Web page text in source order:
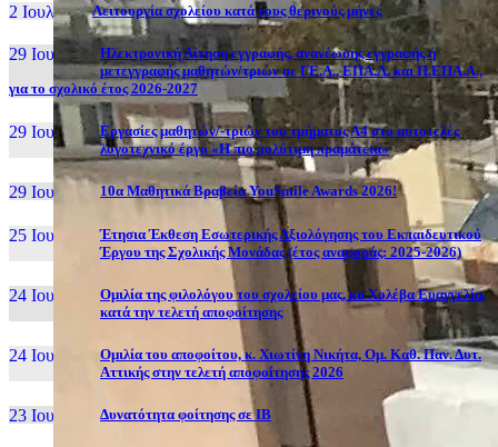
2 Ιουλ, 26 Λειτουργία σχολείου κατά τους θερινούς μήνες
29 Ιουν, 26
Ηλεκτρονική Αίτηση εγγραφής, ανανέωσης εγγραφής ή
μετεγγραφής μαθητών/τριών σε ΓΕ.Λ., ΕΠΑ.Λ. και Π.ΕΠΑ.Λ.,
για το σχολικό έτος 2026-2027
29 Ιουν, 26
Εργασίες μαθητών/-τριών του τμήματος Α4 στο αυτοτελές
λογοτεχνικό έργο «Η πιο πολύτιμη πραμάτεια»
29 Ιουν, 26 10α Μαθητικά Βραβεία YouSmile Awards 2026!
25 Ιουν, 26
Έτησια Έκθεση Εσωτερικής Αξιολόγησης του Εκπαιδευτικού
Έργου της Σχολικής Μονάδας (έτος αναφοράς: 2025-2026)
24 Ιουν, 26
Ομιλία της φιλολόγου του σχολείου μας, κα Χολέβα Ευαγγελία,
κατά την τελετή αποφοίτησης
24 Ιουν, 26
Ομιλία του αποφοίτου, κ. Χιωτίνη Νικήτα, Ομ. Καθ. Παν. Δυτ.
Αττικής στην τελετή αποφοίτησης 2026
23 Ιουν, 26 Δυνατότητα φοίτησης σε ΙΒ